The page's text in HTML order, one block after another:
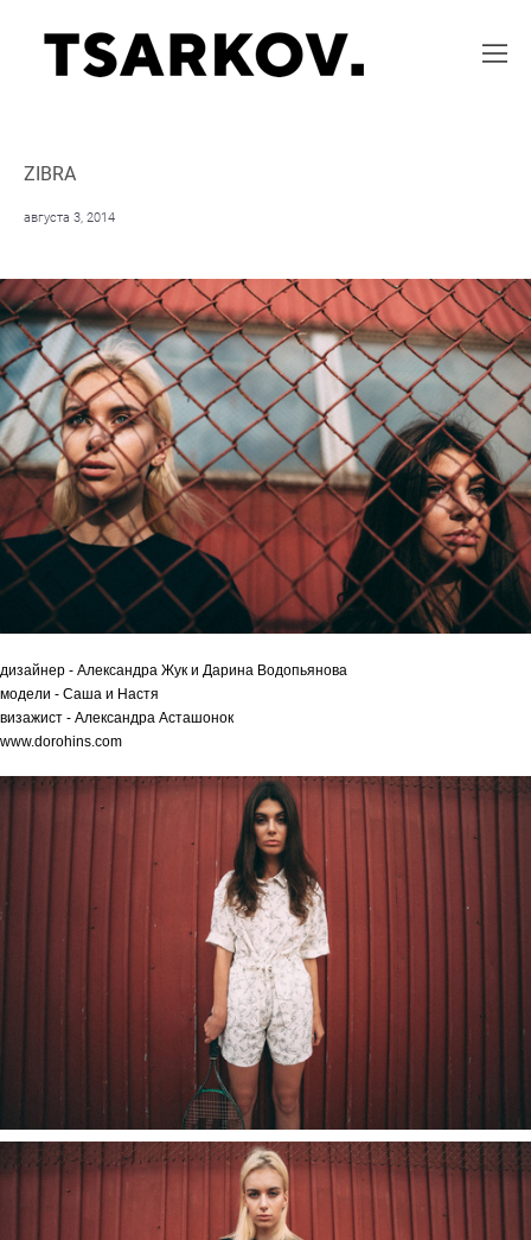
ZIBRA
августа 3, 2014
дизайнер - Александра Жук и Дарина Водопьянова
модели - Саша и Настя
визажист - Александра Асташонок
www.dorohins.com